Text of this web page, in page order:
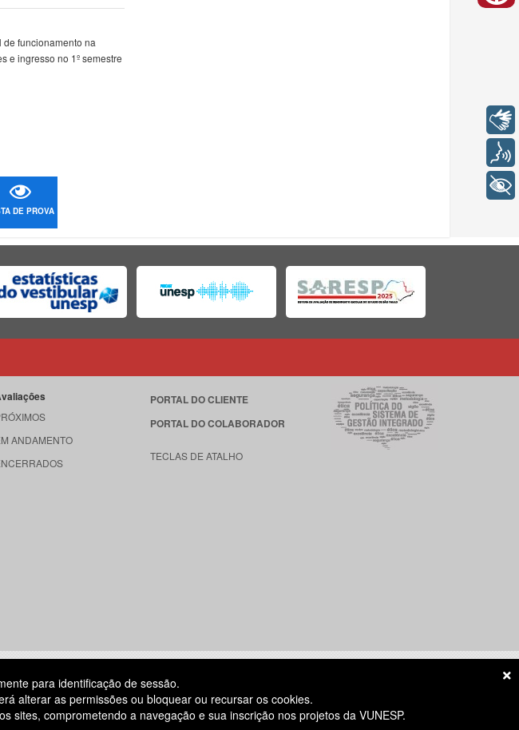
funcionamento na
e ingresso no 1º semestre
DE PROVA
ANDAMENTO
PORTAL DO CLIENTE
PORTAL DO COLABORADOR
TECLAS DE ATALHO
11 3874-6300
DIAS ÚTEISdas 8h às 18h
para identificação de sessão.
alterar as permissões ou bloquear ou recursar os cookies.
sites, comprometendo a navegação e sua inscrição nos projetos da VUNESP.